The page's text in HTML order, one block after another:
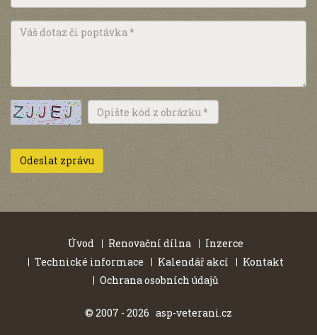
Úvod Renovační dílna
Inzerce
Technické informace
Kalendář akcí
Kontakt
Ochrana osobních údajů
© 2007 - 2026 asp-veterani.cz